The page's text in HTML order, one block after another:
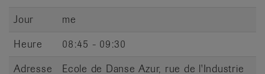
Jour
me
Heure
08:45 - 09:30
Adresse
Ecole de Danse Azur, rue de l'Industrie